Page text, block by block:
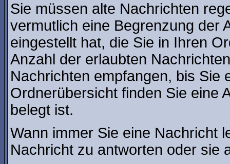
Sie müssen alte Nachrichten
vermutlich eine Begrenzung der
eingestellt hat, die Sie in Ihren
Anzahl der erlaubten
Nachrichten empfangen, bis Sie
Ordnerübersicht finden Sie eine
belegt ist.
Wann immer Sie eine Nachricht
Nachricht zu antworten oder sie